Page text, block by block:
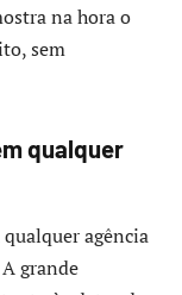
na hora o
sem
qualquer
agência
grande